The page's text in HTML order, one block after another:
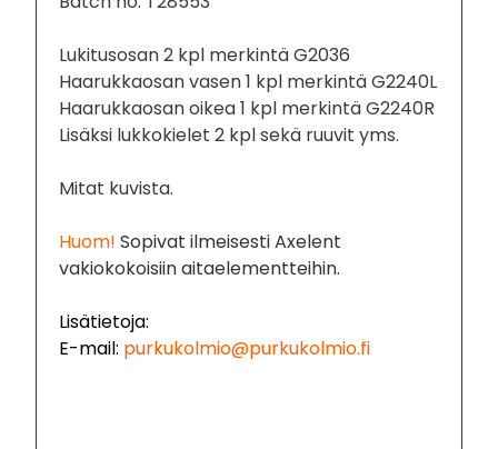
Lukitusosan 2 kpl merkintä G2036
Haarukkaosan vasen 1 kpl merkintä G2240L
Haarukkaosan oikea 1 kpl merkintä G2240R
Lisäksi lukkokielet 2 kpl sekä ruuvit yms.
Mitat kuvista.
Huom! Sopivat ilmeisesti Axelent
vakiokokoisiin aitaelementteihin.
Lisätietoja:
E-mail: purkukolmio@purkukolmio.fi